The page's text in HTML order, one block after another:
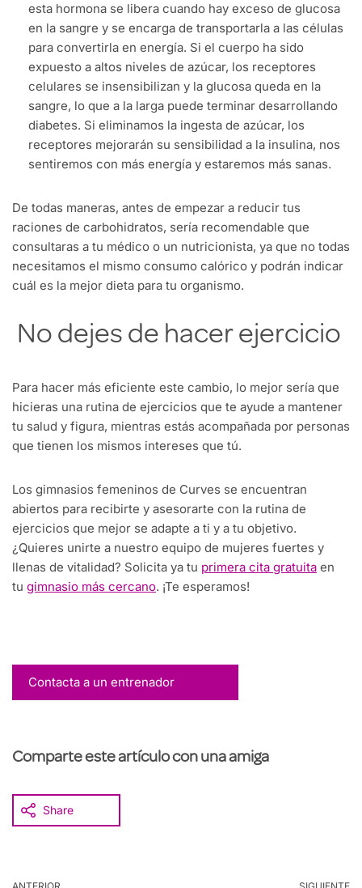
esta hormona se libera cuando hay exceso de glucosa
en la sangre y se encarga de transportarla a las células
para convertirla en energía. Si el cuerpo ha sido
expuesto a altos niveles de azúcar, los receptores
celulares se insensibilizan y la glucosa queda en la
sangre, lo que a la larga puede terminar desarrollando
diabetes. Si eliminamos la ingesta de azúcar, los
receptores mejorarán su sensibilidad a la insulina, nos
sentiremos con más energía y estaremos más sanas.
De todas maneras, antes de empezar a reducir tus
raciones de carbohidratos, sería recomendable que
consultaras a tu médico o un nutricionista, ya que no todas
necesitamos el mismo consumo calórico y podrán indicar
cuál es la mejor dieta para tu organismo.
No dejes de hacer ejercicio
Para hacer más eficiente este cambio, lo mejor sería que
hicieras una rutina de ejercicios que te ayude a mantener
tu salud y figura, mientras estás acompañada por personas
que tienen los mismos intereses que tú.
Los gimnasios femeninos de Curves se encuentran
abiertos para recibirte y asesorarte con la rutina de
ejercicios que mejor se adapte a ti y a tu objetivo.
¿Quieres unirte a nuestro equipo de mujeres fuertes y
llenas de vitalidad? Solicita ya tu primera cita gratuita en
tu gimnasio más cercano. ¡Te esperamos!
Contacta a un entrenador
Comparte este artículo con una amiga
Share